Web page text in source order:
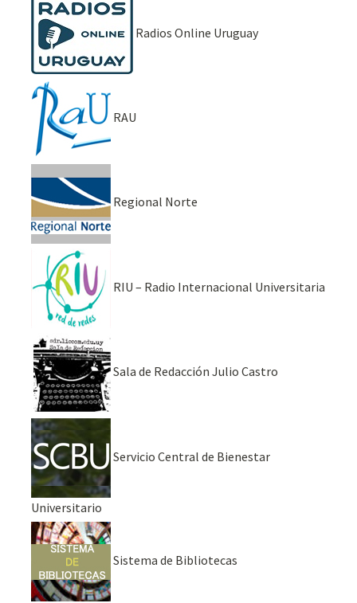
Radios Online Uruguay
RAU
Regional Norte
RIU – Radio Internacional Universitaria
Sala de Redacción Julio Castro
Servicio Central de Bienestar
Universitario
Sistema de Bibliotecas